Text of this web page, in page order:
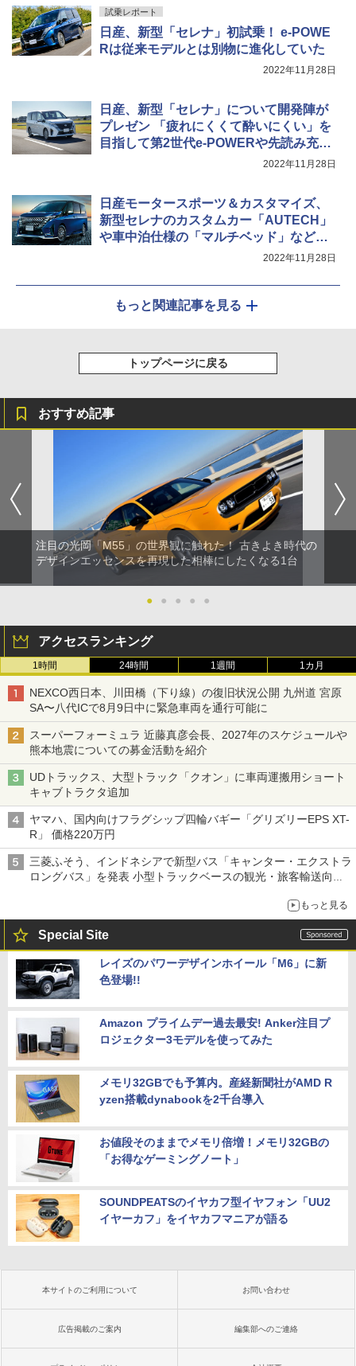
試乗レポート
日産、新型「セレナ」初試乗！ e-POWE
Rは従来モデルとは別物に進化していた
2022年11月28日
日産、新型「セレナ」について開発陣が
プレゼン 「疲れにくくて酔いにくい」を
目指して第2世代e-POWERや先読み充放
2022年11月28日
日産モータースポーツ＆カスタマイズ、
新型セレナのカスタムカー「AUTECH」
や車中泊仕様の「マルチベッド」などフ
2022年11月28日
もっと関連記事を見る
トップページに戻る
おすすめ記事
注目の光岡「M55」の世界観に触れた！ 古きよき時代の
デザインエッセンスを再現した相棒にしたくなる1台
● ● ● ● ●
アクセスランキング
1時間 24時間 1週間 1カ月
NEXCO西日本、川田橋（下り線）の復旧状況公開 九州道 宮原
SA〜八代ICで8月9日中に緊急車両を通行可能に
スーパーフォーミュラ 近藤真彦会長、2027年のスケジュールや
熊本地震についての募金活動を紹介
UDトラックス、大型トラック「クオン」に車両運搬用ショート
キャブトラクタ追加
ヤマハ、国内向けフラグシップ四輪バギー「グリズリーEPS XT-
R」 価格220万円
三菱ふそう、インドネシアで新型バス「キャンター・エクストラ
ロングバス」を発表 小型トラックベースの観光・旅客輸送向け
もっと見る
Special Site
レイズのパワーデザインホイール「M6」に新
色登場!!
Amazon プライムデー過去最安! Anker注目プ
ロジェクター3モデルを使ってみた
メモリ32GBでも予算内。産経新聞社がAMD R
yzen搭載dynabookを2千台導入
お値段そのままでメモリ倍増！メモリ32GBの
「お得なゲーミングノート」
SOUNDPEATSのイヤカフ型イヤフォン「UU2
イヤーカフ」をイヤカフマニアが語る
本サイトのご利用について お問い合わせ
広告掲載のご案内 編集部へのご連絡